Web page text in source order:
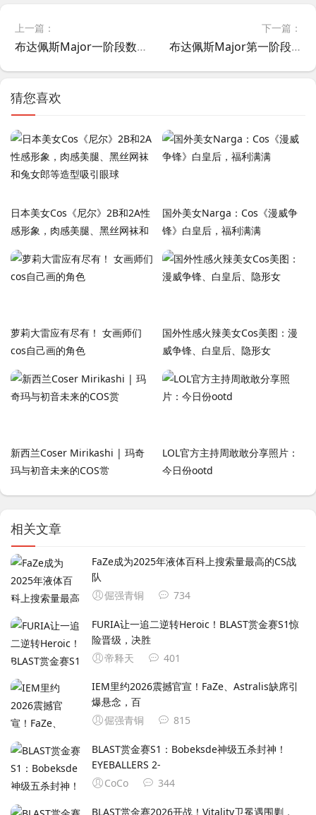
上一篇：
布达佩斯Major一阶段数据：Vexite统治多榜，Jame依旧狙神
下一篇：
布达佩斯Major第一阶段：Imperial绿盾横扫NRG！Train图10-2碾压晋级下一阶段
猜您喜欢
日本美女Cos《尼尔》2B和2A性
感形象，肉感美腿、黑丝网袜和
兔女郎等造型吸引眼球
国外美女Narga：Cos《漫威争
锋》白皇后，福利满满
萝莉大雷应有尽有！ 女画师们
cos自己画的角色
国外性感火辣美女Cos美图：漫
威争锋、白皇后、隐形女
新西兰Coser Mirikashi | 玛奇
玛与初音未来的COS赏
LOL官方主持周敢敢分享照片：
今日份ootd️
相关文章
FaZe成为2025年液体百科上搜索量最高的CS战
队
倔强青铜
734
FURIA让一追二逆转Heroic！BLAST赏金赛S1惊
险晋级，决胜
帝释天
401
IEM里约2026震撼官宣！FaZe、Astralis缺席引
爆悬念，百
倔强青铜
815
BLAST赏金赛S1：‌Bobeksde神级五杀封神！
EYEBALLERS 2-
CoCo
344
BLAST赏金赛2026开战！Vitality卫冕遇围剿，